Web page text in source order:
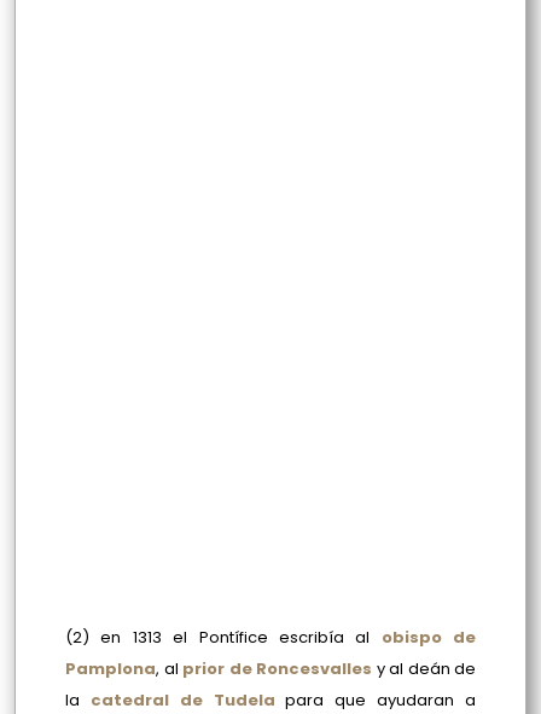
(2) en 1313 el Pontífice escribía al obispo de
Pamplona, al prior de Roncesvalles y al deán de
la catedral de Tudela para que ayudaran a